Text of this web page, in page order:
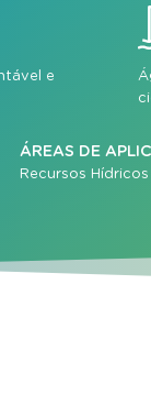
e
ÁREAS DE
Recursos Hídricos